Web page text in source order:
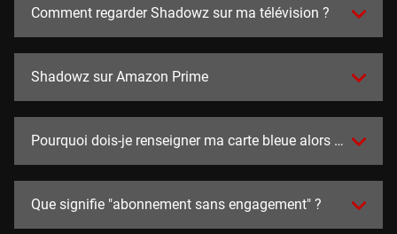
Comment regarder Shadowz sur ma télévision ?
Shadowz sur Amazon Prime
Pourquoi dois-je renseigner ma carte bleue alors que
Que signifie "abonnement sans engagement" ?